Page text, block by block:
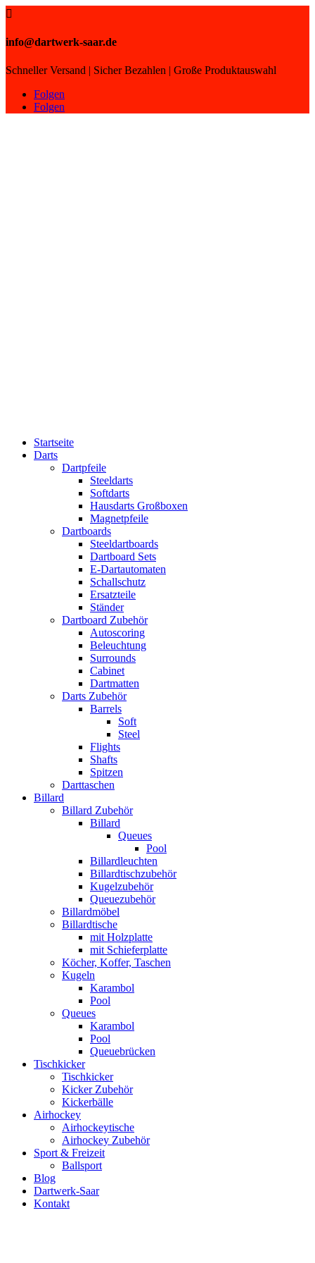

info@dartwerk-saar.de
Schneller Versand | Sicher Bezahlen | Große Produktauswahl
Folgen
Folgen
Startseite
Darts
Dartpfeile
Steeldarts
Softdarts
Hausdarts Großboxen
Magnetpfeile
Dartboards
Steeldartboards
Dartboard Sets
E-Dartautomaten
Schallschutz
Ersatzteile
Ständer
Dartboard Zubehör
Autoscoring
Beleuchtung
Surrounds
Cabinet
Dartmatten
Darts Zubehör
Barrels
Soft
Steel
Flights
Shafts
Spitzen
Darttaschen
Billard
Billard Zubehör
Billard
Queues
Pool
Billardleuchten
Billardtischzubehör
Kugelzubehör
Queuezubehör
Billardmöbel
Billardtische
mit Holzplatte
mit Schieferplatte
Köcher, Koffer, Taschen
Kugeln
Karambol
Pool
Queues
Karambol
Pool
Queuebrücken
Tischkicker
Tischkicker
Kicker Zubehör
Kickerbälle
Airhockey
Airhockeytische
Airhockey Zubehör
Sport & Freizeit
Ballsport
Blog
Dartwerk-Saar
Kontakt